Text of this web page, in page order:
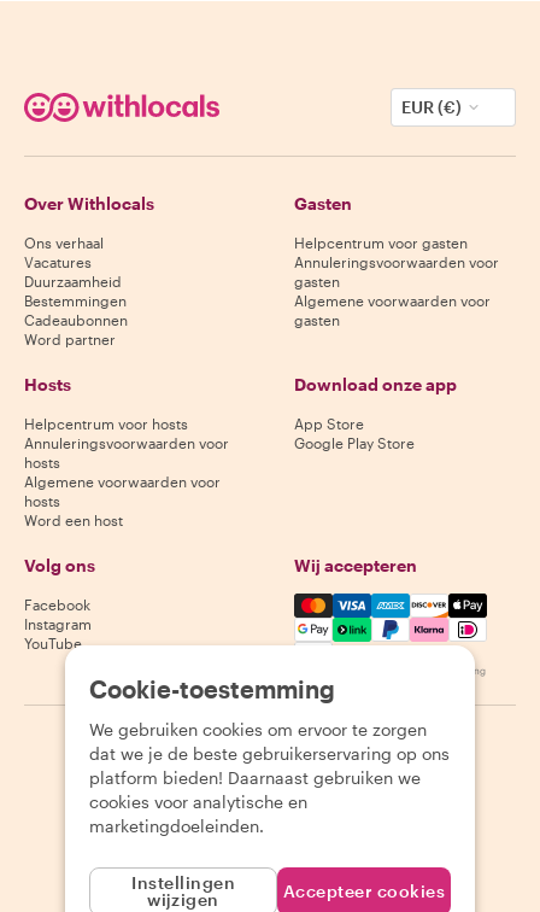
EUR (€)
Over Withlocals
Ons verhaal
Vacatures
Duurzaamheid
Bestemmingen
Cadeaubonnen
Word partner
Gasten
Helpcentrum voor gasten
Annuleringsvoorwaarden voor
gasten
Algemene voorwaarden voor
gasten
Hosts
Helpcentrum voor hosts
Annuleringsvoorwaarden voor
hosts
Algemene voorwaarden voor
hosts
Word een host
Download onze app
App Store
Google Play Store
Volg ons
Facebook
Instagram
YouTube
Wij accepteren
Mastercard, Visa, Amex,
Beschikbaarheid varieert per bestemming
2026 Withlocals.com Privacybeleid Cookies
Cookie-toestemming
We gebruiken cookies om ervoor te zorgen
dat we je de beste gebruikerservaring op ons
platform bieden! Daarnaast gebruiken we
cookies voor analytische en
marketingdoeleinden.
Instellingen
wijzigen
Accepteer cookies